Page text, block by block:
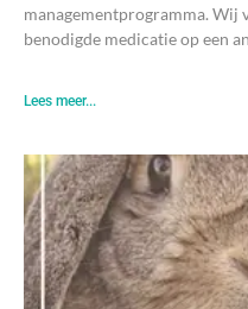
managementprogramma. Wij
benodigde medicatie op een
Lees meer...